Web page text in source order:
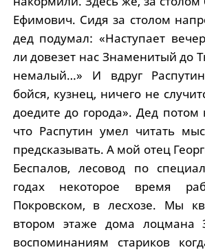
Ефимович. Сидя за столом
дед подумал: «Наступает
ли довезет нас Знаменитый до
немалый…» И вдруг
бойся, кузнец, ничего не
доедите до города». Дед потом
что Распутин умел читать
предсказывать. А мой отец
Беспалов, лесовод по
годах некоторое время
Покровском, в лесхозе. Мы
втором этаже дома лоцмана
воспоминаниям стариков